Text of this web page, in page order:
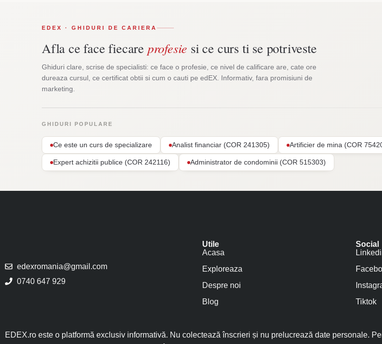
EDEX · GHIDURI DE CARIERA
Afla ce face fiecare profesie si ce curs ti se potriveste
Ghiduri clare, scrise de specialisti: ce face o profesie, ce nivel de calificare are, cate ore
dureaza cursul, ce certificat obtii si cum o cauti pe edEX. Informativ, fara promisiuni de
marketing.
GHIDURI POPULARE
Ce este un curs de specializare Analist financiar (COR 241305) Artificier de mina (COR
Expert achizitii publice (COR 242116) Administrator de condominii (COR 515303)
edexromania@gmail.com
0740 647 929
Utile
Acasa
Exploreaza
Despre noi
Blog
Social
Tiktok
EDEX.ro este o platformă exclusiv informativă. Nu colectează înscrieri și nu prelucrează date personale.